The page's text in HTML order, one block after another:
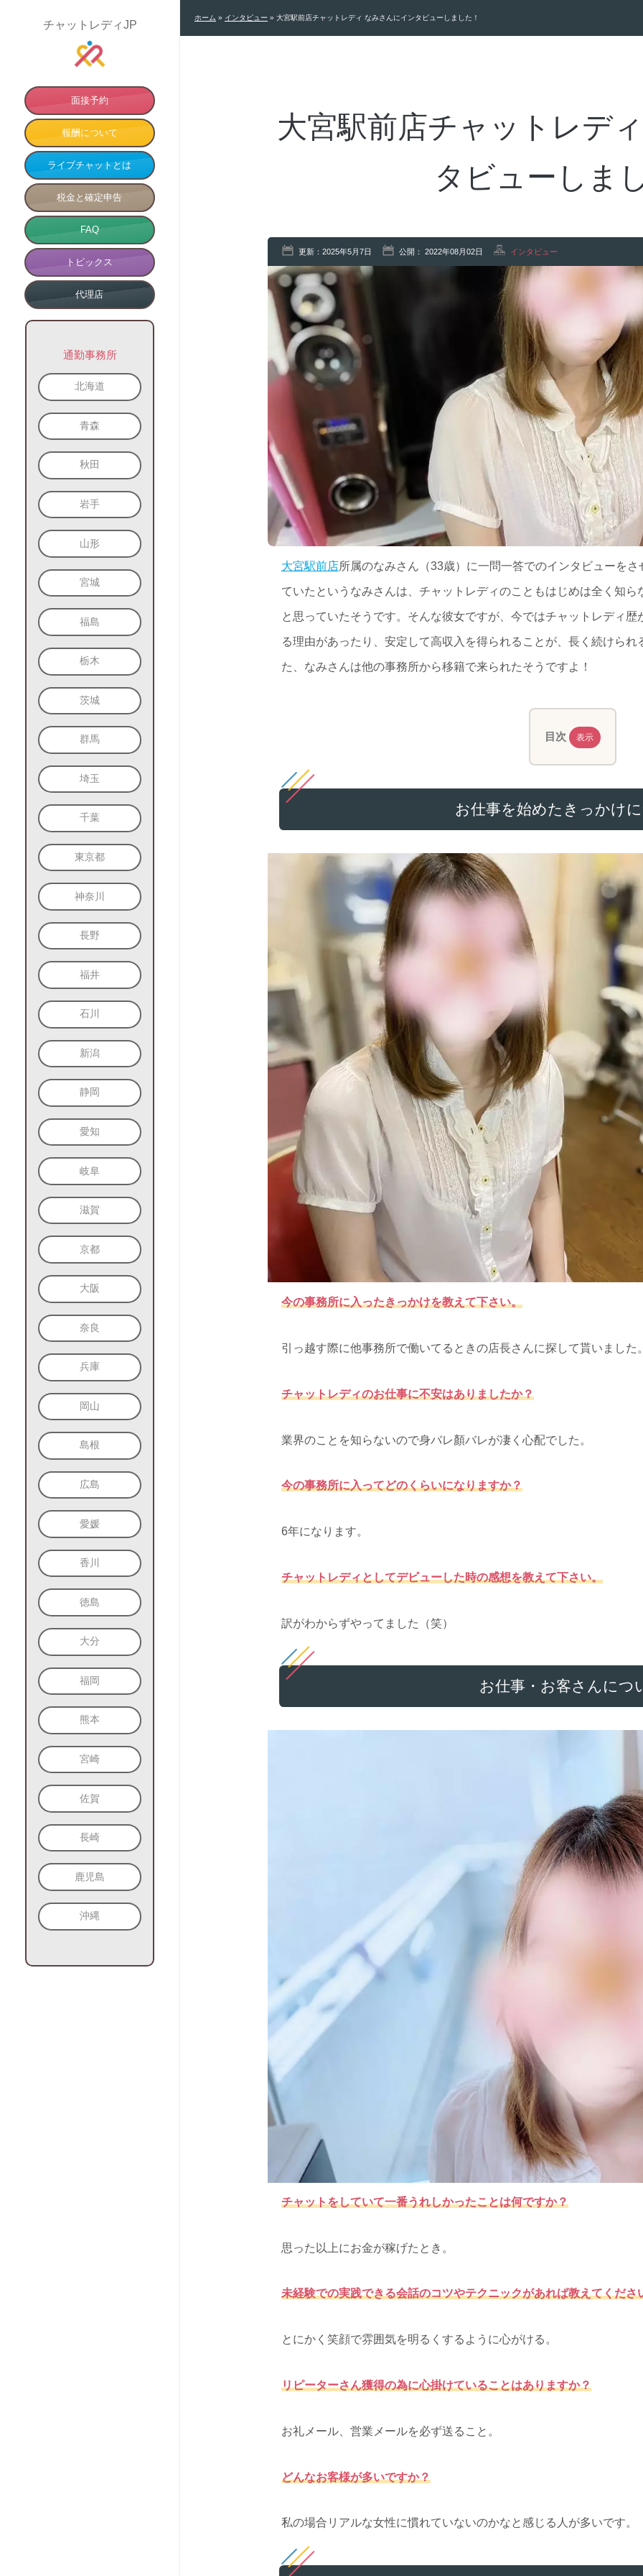
チャットレディJP
面接予約
報酬について
ライブチャットとは
税金と確定申告
FAQ
トピックス
代理店
通勤事務所
北海道
青森
秋田
岩手
山形
宮城
福島
栃木
茨城
群馬
埼玉
千葉
東京都
神奈川
長野
福井
石川
新潟
静岡
愛知
岐阜
滋賀
京都
大阪
奈良
兵庫
岡山
島根
広島
愛媛
香川
徳島
大分
福岡
熊本
宮崎
佐賀
長崎
鹿児島
沖縄
ホーム » インタビュー » 大宮駅前店チャットレディ なみさんにインタビューしました！
大宮駅前店チャットレデ
タビューしま
更新：2025年5月7日 公開： 2022年08月02日 インタビュー
大宮駅前店所属のなみさん（33歳）に一問一答でのインタビューを
ていたというなみさんは、チャットレディのこともはじめは全く知
と思っていたそうです。そんな彼女ですが、今ではチャットレディ
る理由があったり、安定して高収入を得られることが、長く続けら
た、なみさんは他の事務所から移籍で来られたそうですよ！
目次 表示
お仕事を始めたきっかけ
今の事務所に入ったきっかけを教えて下さい。
引っ越す際に他事務所で働いてるときの店長さんに探して貰いました
チャットレディのお仕事に不安はありましたか？
業界のことを知らないので身バレ顏バレが凄く心配でした。
今の事務所に入ってどのくらいになりますか？
6年になります。
チャットレディとしてデビューした時の感想を教えて下さい。
訳がわからずやってました（笑）
お仕事・お客さんにつ
チャットをしていて一番うれしかったことは何ですか？
思った以上にお金が稼げたとき。
未経験での実践できる会話のコツやテクニックがあれば教えてくださ
とにかく笑顔で雰囲気を明るくするように心がける。
リピーターさん獲得の為に心掛けていることはありますか？
お礼メール、営業メールを必ず送ること。
どんなお客様が多いですか？
私の場合リアルな女性に慣れていないのかなと感じる人が多いです。